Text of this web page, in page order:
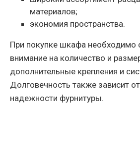
материалов;
экономия пространства.
При покупке шкафа необходимо
внимание на количество и
дополнительные крепления и
Долговечность также зависит
надежности фурнитуры.